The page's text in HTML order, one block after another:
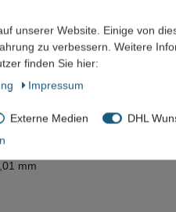
mm mit Einstellmaß
mm
unserer Website. Einige von
zu verbessern. Weitere
finden Sie hier:
Impressum
Externe Medien DHL